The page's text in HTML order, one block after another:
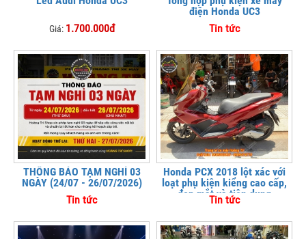
Giá: 1.700.000đ
điện Honda UC3
Tin tức
THÔNG BÁO TẠM NGHỈ 03
NGÀY (24/07 - 26/07/2026)
Tin tức
Honda PCX 2018 lột xác với
loạt phụ kiện kiểng cao cấp,
đẹp mắt và tiện dụng
Tin tức